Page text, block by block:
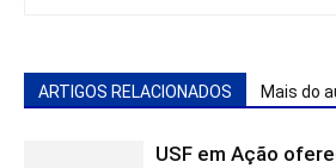
ARTIGOS RELACIONADOS Mais do
USF em Ação